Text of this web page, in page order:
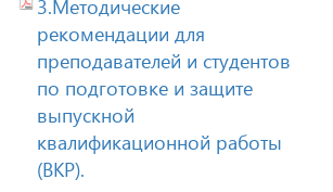
3.Методические
рекомендации для
преподавателей и студентов
по подготовке и защите
выпускной
квалификационной работы
(ВКР).